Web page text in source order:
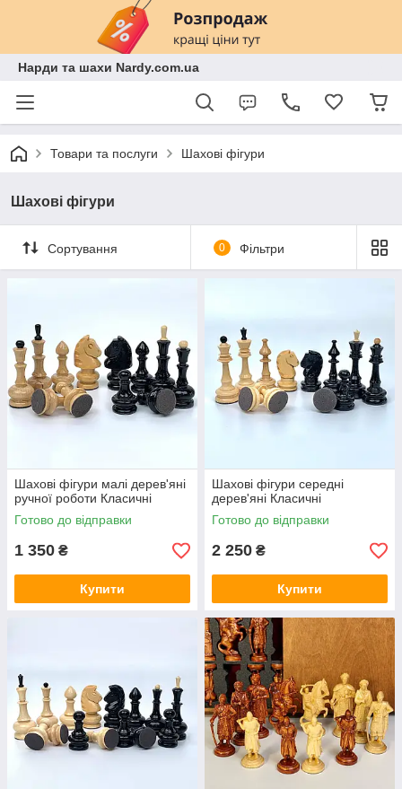
Нарди та шахи Nardy.com.ua
Товари та послуги Шахові фігури
Шахові фігури
Сортування 0 Фільтри
Шахові фігури малі дерев'яні
ручної роботи Класичні
Готово до відправки
1 350 ₴
Купити
Шахові фігури середні
дерев'яні Класичні
Готово до відправки
2 250 ₴
Купити